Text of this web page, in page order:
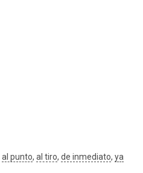
al punto, al tiro, de inmediato, ya